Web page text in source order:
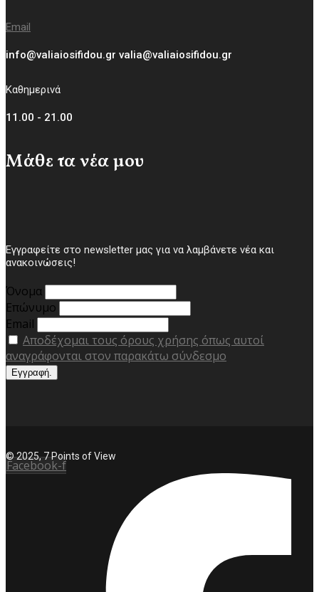
Email
info@valiaiosifidou.gr valia@valiaiosifidou.gr
Καθημερινά
11.00 - 21.00
Μάθε τα νέα μου
Εγγραφείτε στο newsletter μας για να λαμβάνετε νέα και
ανακοινώσεις!
Όνομα
Επώνυμο
Email
Αποδέχομαι τους όρους χρήσης όπως αυτοί
αναγράφονται στον παρακάτω σύνδεσμο
© 2025, 7 Points of View
Facebook-f